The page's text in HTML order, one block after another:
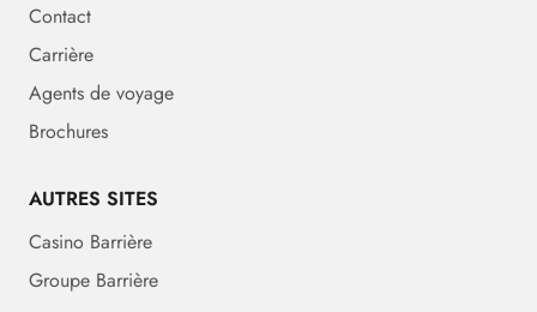
Contact
Carrière
Agents de voyage
Brochures
AUTRES SITES
Casino Barrière
Groupe Barrière